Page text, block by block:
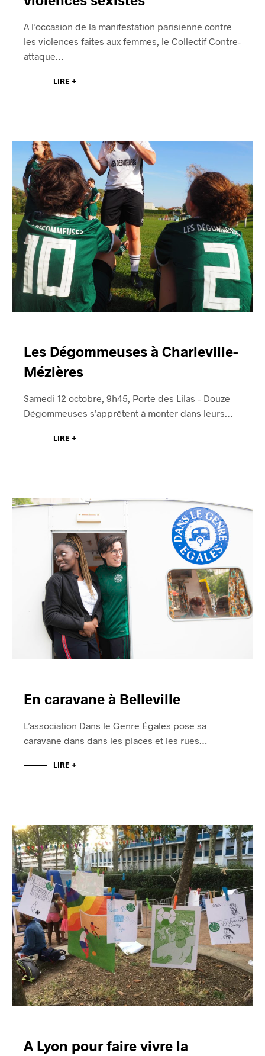
A l’occasion de la manifestation parisienne contre
les violences faites aux femmes, le Collectif Contre-
attaque…
LIRE +
Les Dégommeuses à Charleville-
Mézières
Samedi 12 octobre, 9h45, Porte des Lilas – Douze
Dégommeuses s’apprêtent à monter dans leurs…
LIRE +
En caravane à Belleville
L’association Dans le Genre Égales pose sa
caravane dans dans les places et les rues…
LIRE +
A Lyon pour faire vivre la